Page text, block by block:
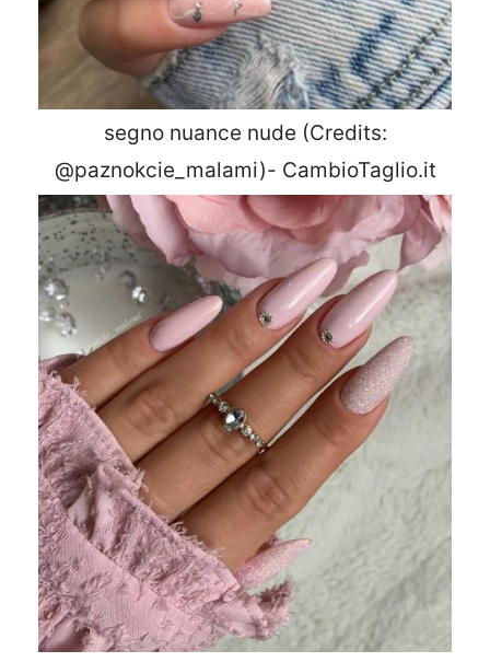
segno nuance nude (Credits:
@paznokcie_malami)- CambioTaglio.it